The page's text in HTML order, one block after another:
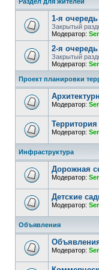
1-я очередь
Закрытый
Модератор: Ser
2-я очередь
Закрытый
Модератор: Ser
Проект планировки
Модератор: Ser
Модератор: Ser
Инфраструктура
Дорожная
Модератор: Ser
Детские
Модератор: Ser
Объявления
Модератор: Ser